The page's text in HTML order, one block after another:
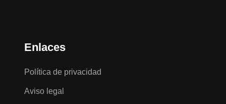
Enlaces
Política de privacidad
Aviso legal